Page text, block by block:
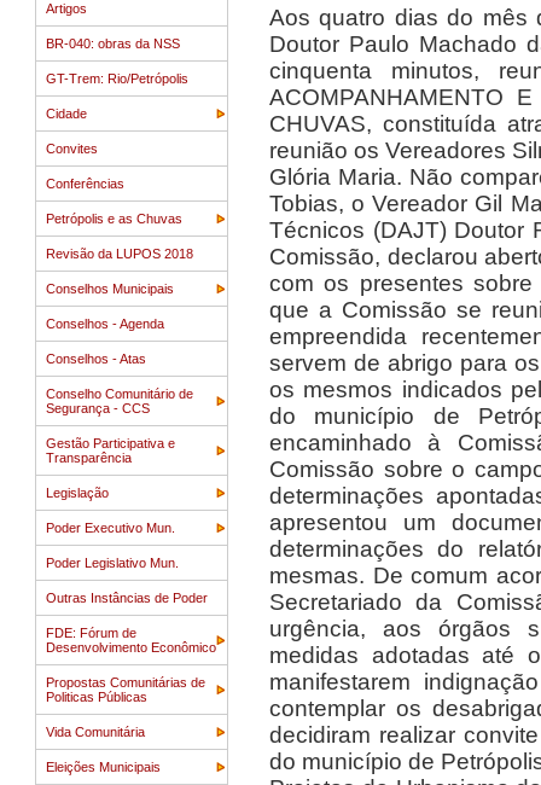
Artigos
BR-040: obras da NSS
GT-Trem: Rio/Petrópolis
Cidade
Convites
Conferências
Petrópolis e as Chuvas
Revisão da LUPOS 2018
Conselhos Municipais
Conselhos - Agenda
Conselhos - Atas
Conselho Comunitário de
Segurança - CCS
Gestão Participativa e
Transparência
Legislação
Poder Executivo Mun.
Poder Legislativo Mun.
Outras Instâncias de Poder
FDE: Fórum de
Desenvolvimento Econômico
Propostas Comunitárias de
Politicas Públicas
Vida Comunitária
Eleições Municipais
Aos quatro dias do mês
Doutor Paulo Machado
cinquenta minutos,
ACOMPANHAMENTO
CHUVAS, constituída
reunião os Vereadores
Glória Maria. Não
Tobias, o Vereador Gil
Técnicos (DAJT) Doutor
Comissão, declarou
com os presentes
que a Comissão se
empreendida
servem de abrigo para
os mesmos indicados
do município de
encaminhado à
Comissão sobre o
determinações
apresentou um
determinações do
mesmas. De comum
Secretariado da
urgência, aos órgãos
medidas adotadas até
manifestarem
contemplar os
decidiram realizar
do município de